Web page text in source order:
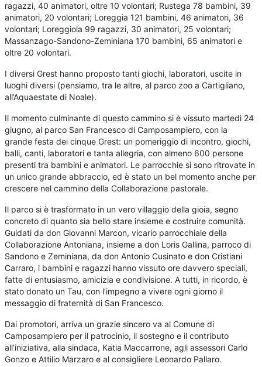
ragazzi, 40 animatori, oltre 10 volontari; Rustega 78 bambini, 39
animatori, 20 volontari; Loreggia 121 bambini, 46 animatori, 36
volontari; Loreggiola 99 ragazzi, 30 animatori, 25 volontari;
Massanzago-Sandono-Zeminiana 170 bambini, 65 animatori e
oltre 20 volontari.
I diversi Grest hanno proposto tanti giochi, laboratori, uscite in
luoghi diversi (pensiamo, tra le altre, al parco zoo a Cartigliano,
all’Aquaestate di Noale).
Il momento culminante di questo cammino si è vissuto martedì 24
giugno, al parco San Francesco di Camposampiero, con la
grande festa dei cinque Grest: un pomeriggio di incontro, giochi,
balli, canti, laboratori e tanta allegria, con almeno 600 persone
presenti tra bambini e animatori. Le parrocchie si sono ritrovate in
un unico grande abbraccio, ed è stato un bel momento anche per
crescere nel cammino della Collaborazione pastorale.
Il parco si è trasformato in un vero villaggio della gioia, segno
concreto di quanto sia bello stare insieme e costruire comunità.
Guidati da don Giovanni Marcon, vicario parrocchiale della
Collaborazione Antoniana, insieme a don Loris Gallina, parroco di
Sandono e Zeminiana, da don Antonio Cusinato e don Cristiani
Carraro, i bambini e ragazzi hanno vissuto ore davvero speciali,
fatte di entusiasmo, amicizia e condivisione. A tutti, in ricordo, è
stato donato un Tau, con l’impegno a vivere ogni giorno il
messaggio di fraternità di San Francesco.
Dai promotori, arriva un grazie sincero va al Comune di
Camposampiero per il patrocinio, il sostegno e il contributo
all’iniziativa, alla sindaca, Katia Maccarrone, agli assessori Carlo
Gonzo e Attilio Marzaro e al consigliere Leonardo Pallaro.